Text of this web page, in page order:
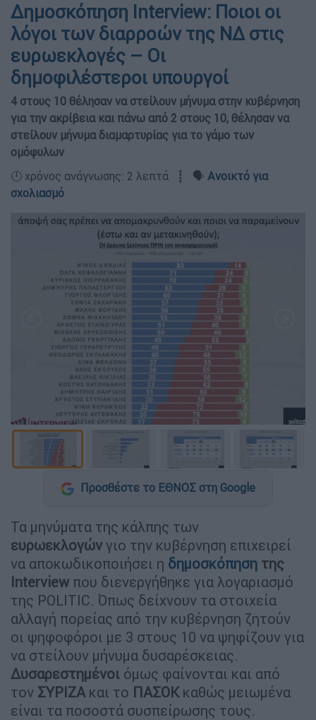
Δημοσκόπηση Interview: Ποιοι οι
λόγοι των διαρροών της ΝΔ στις
ευρωεκλογές – Οι
δημοφιλέστεροι υπουργοί
4 στους 10 θέλησαν να στείλουν μήνυμα στην κυβέρνηση
για την ακρίβεια και πάνω από 2 στους 10, θέλησαν να
στείλουν μήνυμα διαμαρτυρίας για το γάμο των
ομόφυλων
🕛 χρόνος ανάγνωσης: 2 λεπτά ┋ 🗣️ Ανοικτό για
σχολιασμό
Προσθέστε το ΕΘΝΟΣ στη Google
Τα μηνύματα της κάλπης των
ευρωεκλογών γιο την κυβέρνηση επιχειρεί
να αποκωδικοποιήσει η δημοσκόπηση της
Interview που διενεργήθηκε για λογαριασμό
της POLITIC. Όπως δείχνουν τα στοιχεία
αλλαγή πορείας από την κυβέρνηση ζητούν
οι ψηφοφόροι με 3 στους 10 να ψηφίζουν για
να στείλουν μήνυμα δυσαρέσκειας.
Δυσαρεστημένοι όμως φαίνονται και από
τον ΣΥΡΙΖΑ και το ΠΑΣΟΚ καθώς μειωμένα
είναι τα ποσοστά συσπείρωσης τους.